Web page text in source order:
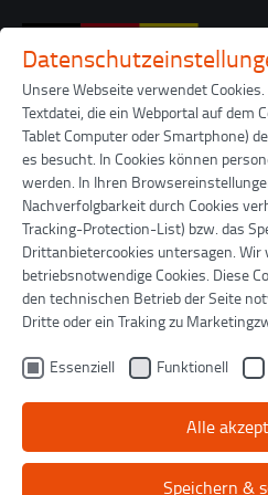
Zum Hauptinhalt springen
Sie sind hier:
MAURER Unternehmen
18.05.2026
Norwegen:
Instandsetzung
Askøy-Brücke bekommt
statt Komplettaustausch.
Unsere Webseite verwendet
Textdatei, die ein Webportal auf dem
Tablet Computer oder Smartphone)
es besucht. In Cookies können
werden. In Ihren
Nachverfolgbarkeit durch Cookies
Tracking-Protection-List) bzw. das
Drittanbietercookies untersagen. Wir
betriebsnotwendige Cookies. Diese
den technischen Betrieb der Seite
Dritte oder ein Traking zu
Essenziell Funktionell
Alle
Speichern &